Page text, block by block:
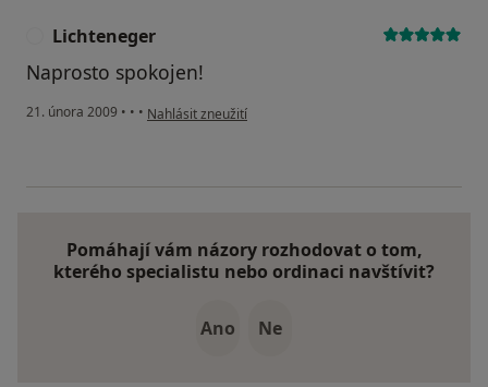
Lichteneger
Naprosto spokojen!
21. února 2009 • • • podle názoru uživatele Lichteneger
Nahlásit zneužití
Pomáhají vám názory rozhodovat o tom,
kterého specialistu nebo ordinaci navštívit?
Ano Ne